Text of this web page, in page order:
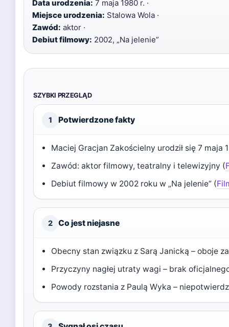
Data urodzenia: 7 maja 1980 r. ·
Miejsce urodzenia: Stalowa Wola ·
Zawód: aktor ·
Debiut filmowy: 2002, „Na jelenie”
SZYBKI PRZEGLĄD
1 Potwierdzone fakty
Maciej Gracjan Zakościelny urodził się 7 maja
Zawód: aktor filmowy, teatralny i telewizyjny (
Debiut filmowy w 2002 roku w „Na jelenie” (
2 Co jest niejasne
Obecny stan związku z Sarą Janicką – oboje
Przyczyny nagłej utraty wagi – brak
Powody rozstania z Paulą Wyka –